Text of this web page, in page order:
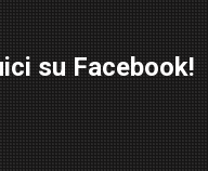
su Facebook!